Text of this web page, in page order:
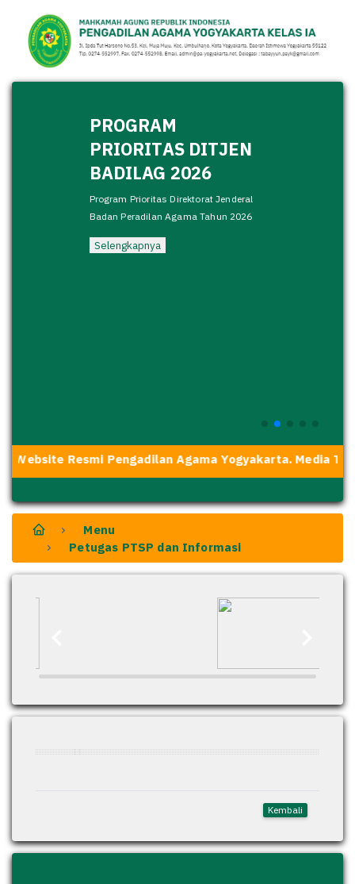
PROGRAM
PRIORITAS DITJEN
BADILAG 2026
Program Prioritas Direktorat Jenderal
Badan Peradilan Agama Tahun 2026
Selengkapnya
Website Resmi Pengadilan Agama Yogyakarta. Media
Menu
Petugas PTSP dan Informasi
Kembali